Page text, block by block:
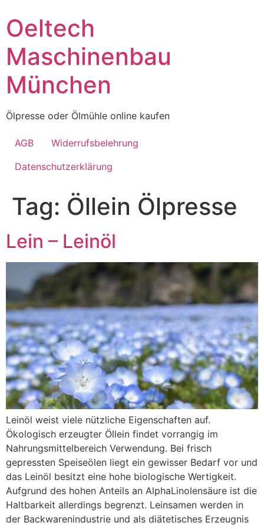
to
content
Oeltech
Maschinenbau
München
Ölpresse oder Ölmühle online kaufen
AGB
Widerrufsbelehrung
Datenschutzerklärung
Tag: Öllein Ölpresse
Lein – Leinöl
Leinöl weist viele nützliche Eigenschaften auf.
Ökologisch erzeugter Öllein findet vorrangig im
Nahrungsmittelbereich Verwendung. Bei frisch
gepressten Speiseölen liegt ein gewisser Bedarf vor und
das Leinöl besitzt eine hohe biologische Wertigkeit.
Aufgrund des hohen Anteils an AlphaLinolensäure ist die
Haltbarkeit allerdings begrenzt. Leinsamen werden in
der Backwarenindustrie und als diätetisches Erzeugnis